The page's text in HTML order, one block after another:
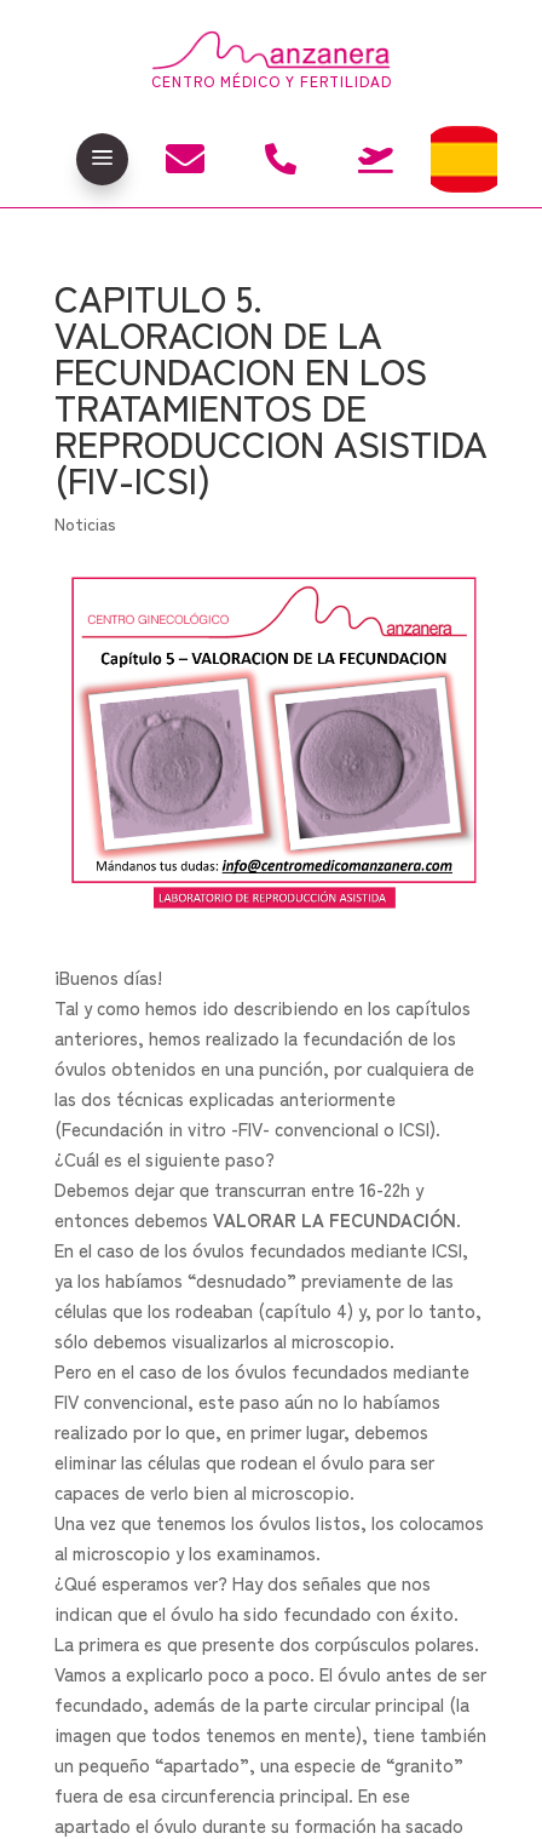
CENTRO MÉDICO Y FERTILIDAD
a   
CAPITULO 5.
VALORACION DE LA
FECUNDACION EN LOS
TRATAMIENTOS DE
REPRODUCCION ASISTIDA
(FIV-ICSI)
Noticias
¡Buenos días!
Tal y como hemos ido describiendo en los capítulos
anteriores, hemos realizado la fecundación de los
óvulos obtenidos en una punción, por cualquiera de
las dos técnicas explicadas anteriormente
(Fecundación in vitro -FIV- convencional o ICSI).
¿Cuál es el siguiente paso?
Debemos dejar que transcurran entre 16-22h y
entonces debemos VALORAR LA FECUNDACIÓN.
En el caso de los óvulos fecundados mediante ICSI,
ya los habíamos “desnudado” previamente de las
células que los rodeaban (capítulo 4) y, por lo tanto,
sólo debemos visualizarlos al microscopio.
Pero en el caso de los óvulos fecundados mediante
FIV convencional, este paso aún no lo habíamos
realizado por lo que, en primer lugar, debemos
eliminar las células que rodean el óvulo para ser
capaces de verlo bien al microscopio.
Una vez que tenemos los óvulos listos, los colocamos
al microscopio y los examinamos.
¿Qué esperamos ver? Hay dos señales que nos
indican que el óvulo ha sido fecundado con éxito.
La primera es que presente dos corpúsculos polares.
Vamos a explicarlo poco a poco. El óvulo antes de ser
fecundado, además de la parte circular principal (la
imagen que todos tenemos en mente), tiene también
un pequeño “apartado”, una especie de “granito”
fuera de esa circunferencia principal. En ese
apartado el óvulo durante su formación ha sacado